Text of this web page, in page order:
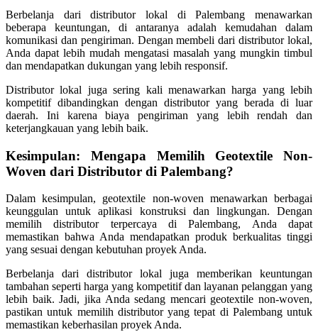
Berbelanja dari distributor lokal di Palembang menawarkan
beberapa keuntungan, di antaranya adalah kemudahan dalam
komunikasi dan pengiriman. Dengan membeli dari distributor lokal,
Anda dapat lebih mudah mengatasi masalah yang mungkin timbul
dan mendapatkan dukungan yang lebih responsif.
Distributor lokal juga sering kali menawarkan harga yang lebih
kompetitif dibandingkan dengan distributor yang berada di luar
daerah. Ini karena biaya pengiriman yang lebih rendah dan
keterjangkauan yang lebih baik.
Kesimpulan: Mengapa Memilih Geotextile Non-
Woven dari Distributor di Palembang?
Dalam kesimpulan, geotextile non-woven menawarkan berbagai
keunggulan untuk aplikasi konstruksi dan lingkungan. Dengan
memilih distributor terpercaya di Palembang, Anda dapat
memastikan bahwa Anda mendapatkan produk berkualitas tinggi
yang sesuai dengan kebutuhan proyek Anda.
Berbelanja dari distributor lokal juga memberikan keuntungan
tambahan seperti harga yang kompetitif dan layanan pelanggan yang
lebih baik. Jadi, jika Anda sedang mencari geotextile non-woven,
pastikan untuk memilih distributor yang tepat di Palembang untuk
memastikan keberhasilan proyek Anda.